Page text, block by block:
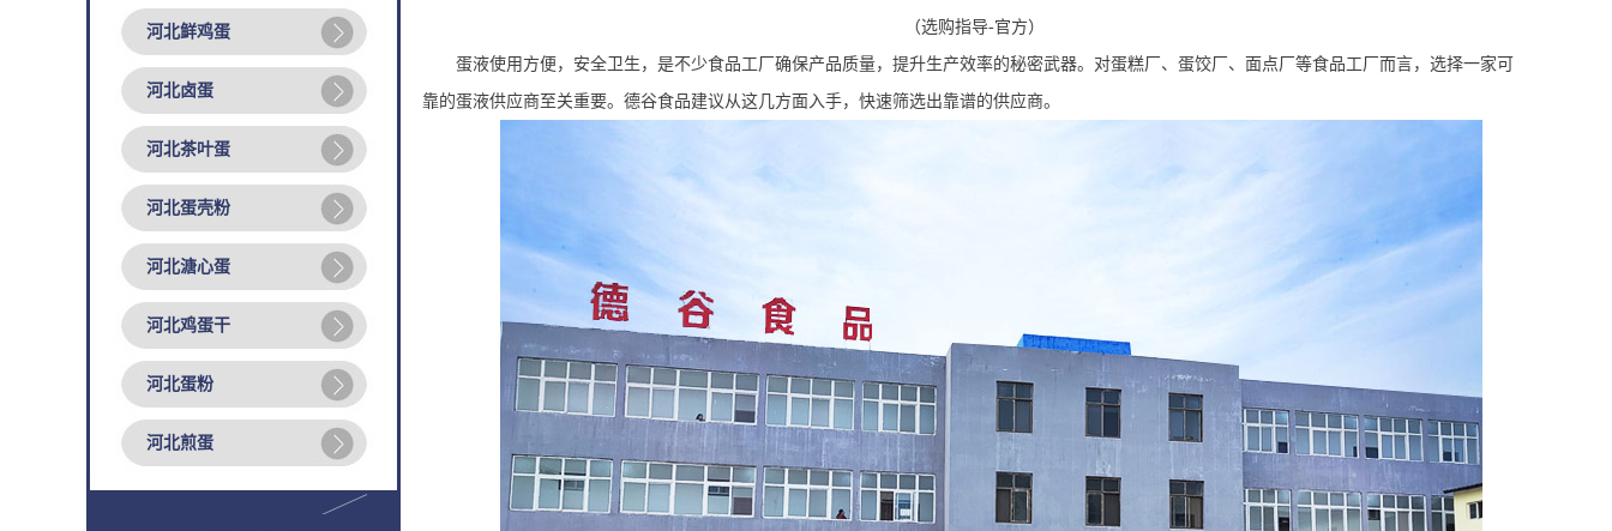
河北鲜鸡蛋
河北卤蛋
河北茶叶蛋
河北蛋壳粉
河北溏心蛋
河北鸡蛋干
河北蛋粉
河北煎蛋
（选购指导-官方）
蛋液使用方便，安全卫生， 是不少食品工厂确保产品质量，提升生产效率的秘密武器。 对蛋糕厂、蛋饺厂、面点厂等食品工厂而言， 选择一家可
靠的蛋液供应商至关重要。 德谷食品建议从这几方面入手，快速筛选出靠谱的供应商。